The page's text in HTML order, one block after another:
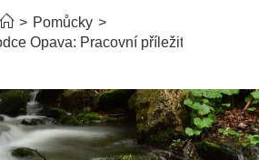
> Pomůcky >
Opava: Pracovní příležitosti v